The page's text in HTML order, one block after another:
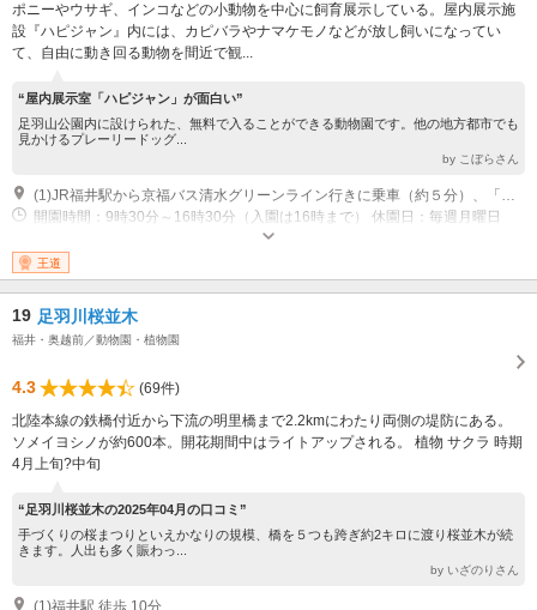
ポニーやウサギ、インコなどの小動物を中心に飼育展示している。屋内展示施
設『ハピジャン』内には、カピバラやナマケモノなどが放し飼いになってい
て、自由に動き回る動物を間近で観...
“屋内展示室「ハピジャン」が面白い”
足羽山公園内に設けられた、無料で入ることができる動物園です。他の地方都市でも
見かけるプレーリードッグ...
by こぼらさん
(1)JR福井駅から京福バス清水グリーンライン行きに乗車（約５分）、「足羽山公園下」バス停下車、徒歩２５分
開園時間：9時30分～16時30分（入園は16時まで） 休園日：毎週月曜日
（月曜が祝日の場合は、翌平日） 12月29日～翌年2月末日まで冬
期間休園 （ただし、屋内展示施設ハピジャンは1月4日から開
園）
王道
19 足羽川桜並木
福井・奥越前／動物園・植物園
4.3
(69件)
北陸本線の鉄橋付近から下流の明里橋まで2.2kmにわたり両側の堤防にある。
ソメイヨシノが約600本。開花期間中はライトアップされる。 植物 サクラ 時期
4月上旬?中旬
“足羽川桜並木の2025年04月の口コミ”
手づくりの桜まつりといえかなりの規模、橋を５つも跨ぎ約2キロに渡り桜並木が続
きます。人出も多く賑わっ...
by いざのりさん
(1)福井駅 徒歩 10分